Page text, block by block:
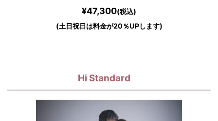
¥47,300(税込)
(土日祝日は料金が20％UPします)
Hi Standard